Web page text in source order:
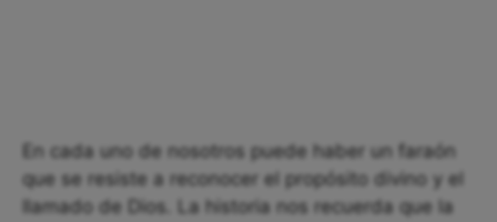
En cada uno de nosotros puede haber un faraón
que se resiste a reconocer el propósito divino y el
llamado de Dios. La historia nos recuerda que la